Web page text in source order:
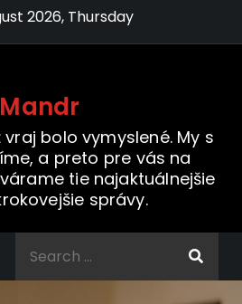
2026, Thursday
Mandr
bolo vymyslené. My s
a preto pre vás na
tie najaktuálnejšie
správy.